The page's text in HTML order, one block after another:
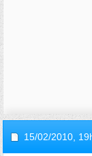
15/02/2010,